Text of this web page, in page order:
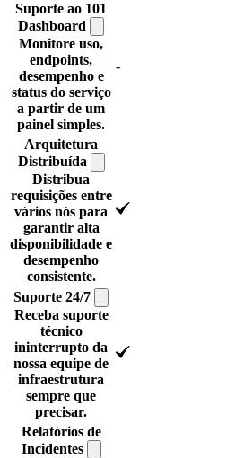
Suporte ao 101
Dashboard
Monitore uso,
endpoints,
desempenho e
status do serviço
a partir de um
painel simples.
-
Arquitetura
Distribuída
Distribua
requisições entre
vários nós para
garantir alta
disponibilidade e
desempenho
consistente.
Suporte 24/7
Receba suporte
técnico
ininterrupto da
nossa equipe de
infraestrutura
sempre que
precisar.
Relatórios de
Incidentes